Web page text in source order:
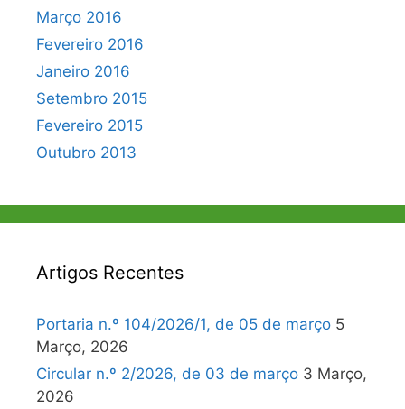
Março 2016
Fevereiro 2016
Janeiro 2016
Setembro 2015
Fevereiro 2015
Outubro 2013
Artigos Recentes
Portaria n.º 104/2026/1, de 05 de março 5
Março, 2026
Circular n.º 2/2026, de 03 de março 3 Março,
2026